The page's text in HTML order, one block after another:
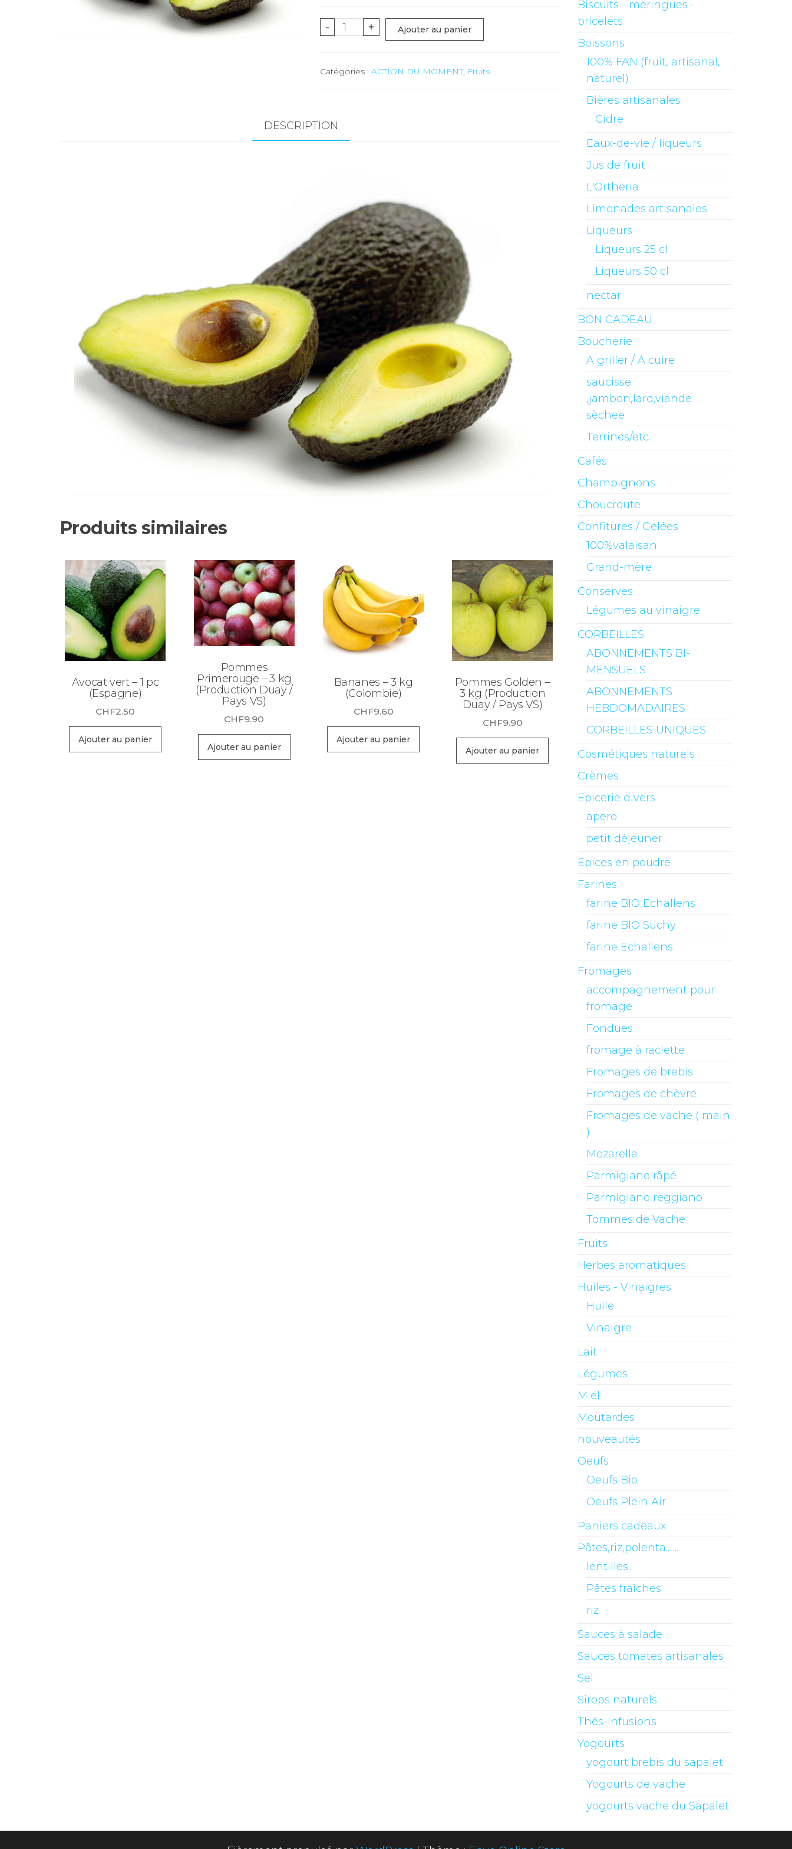
-
quantité
hass
pc
(Espagne)
+ Ajouter au panier
Catégories : ACTION DU MOMENT, Fruits
DESCRIPTION
Produits similaires
Avocat vert – 1 pc
(Espagne)
CHF2.50
Ajouter au panier
Pommes
Primerouge – 3 kg
(Production Duay /
Pays VS)
CHF9.90
Ajouter au panier
Bananes – 3 kg
(Colombie)
CHF9.60
Ajouter au panier
Pommes Golden –
3 kg (Production
Duay / Pays VS)
CHF9.90
Ajouter au panier
Biscuits - meringues -
bricelets
Boissons
100% FAN (fruit, artisanal,
naturel)
Bières artisanales
Cidre
Eaux-de-vie / liqueurs
Jus de fruit
L'Ortheria
Limonades artisanales
Liqueurs
Liqueurs 25 cl
Liqueurs 50 cl
nectar
BON CADEAU
Boucherie
A griller / A cuire
saucisse
,jambon,lard,viande
sèchee
Terrines/etc.
Cafés
Champignons
Choucroute
Confitures / Gelées
100%valaisan
Grand-mère
Conserves
Légumes au vinaigre
CORBEILLES
ABONNEMENTS BI-
MENSUELS
ABONNEMENTS
HEBDOMADAIRES
CORBEILLES UNIQUES
Cosmétiques naturels
Crèmes
Epicerie divers
apero
petit déjeuner
Epices en poudre
Farines
farine BIO Echallens
farine BIO Suchy
farine Echallens
Fromages
accompagnement pour
fromage
Fondues
fromage à raclette
Fromages de brebis
Fromages de chèvre
Fromages de vache ( main
)
Mozarella
Parmigiano râpé
Parmigiano reggiano
Tommes de Vache
Fruits
Herbes aromatiques
Huiles - Vinaigres
Huile
Vinaigre
Lait
Légumes
Miel
Moutardes
nouveautés
Oeufs
Oeufs Bio
Oeufs Plein Air
Paniers cadeaux
Pâtes,riz,polenta........
lentilles..
Pâtes fraîches
riz
Sauces à salade
Sauces tomates artisanales
Sel
Sirops naturels
Thés-Infusions
Yogourts
yogourt brebis du sapalet
Yogourts de vache
yogourts vache du Sapalet